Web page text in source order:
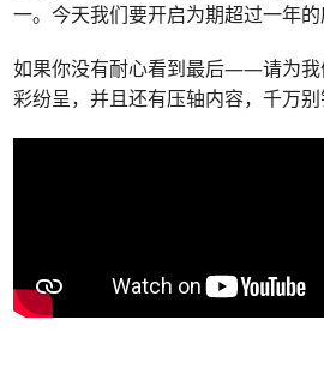
一。今天我们要开启为期超过一年的
如果你没有耐心看到最后——请为我
彩纷呈，并且还有压轴内容，千万别